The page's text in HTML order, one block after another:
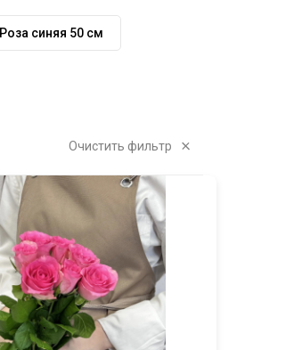
Роза синяя 50 см
Очистить фильтр